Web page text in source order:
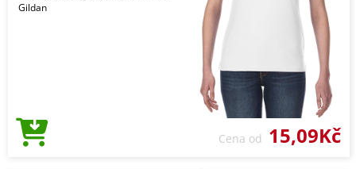
Gildan
Cena od 15,09Kč